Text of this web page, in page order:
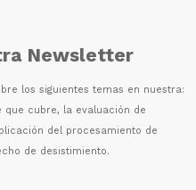
Newsletter
los siguientes temas en nuestra:
cubre, la evaluación de
ón del procesamiento de
de desistimiento.